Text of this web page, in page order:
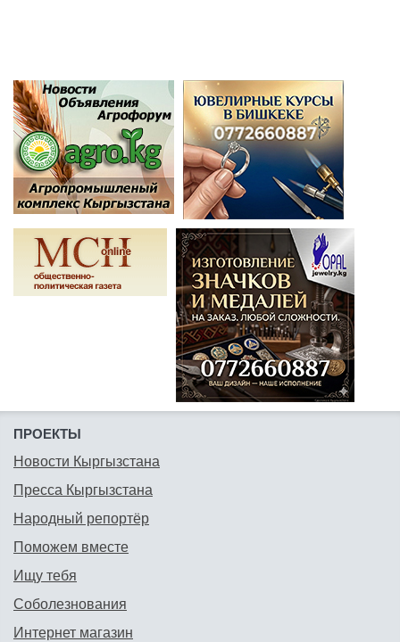
ПРОЕКТЫ
Новости Кыргызстана
Пресса Кыргызстана
Народный репортёр
Поможем вместе
Ищу тебя
Соболезнования
Интернет магазин